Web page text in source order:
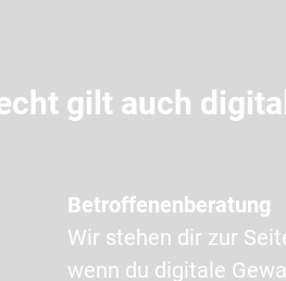
gilt auch
Betroffenenberatung
Wir stehen dir zur
wenn du digitale